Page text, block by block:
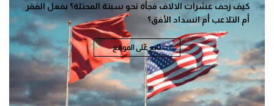
كيف زحف عشرات الالاف فجأة نحو سبتة المحتلة؟ بفعل الفقر
أم التلاعب أم انسداد الأفق؟
تابع على الموقع